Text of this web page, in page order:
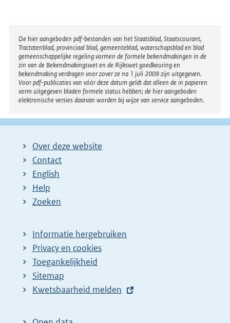
Disclaimer
De hier aangeboden pdf-bestanden van het Staatsblad, Staatscourant,
Tractatenblad, provinciaal blad, gemeenteblad, waterschapsblad en blad
gemeenschappelijke regeling vormen de formele bekendmakingen in de
zin van de Bekendmakingswet en de Rijkswet goedkeuring en
bekendmaking verdragen voor zover ze na 1 juli 2009 zijn uitgegeven.
Voor pdf-publicaties van vóór deze datum geldt dat alleen de in papieren
vorm uitgegeven bladen formele status hebben; de hier aangeboden
elektronische versies daarvan worden bij wijze van service aangeboden.
Over deze website
Contact
English
Help
Zoeken
Informatie hergebruiken
Privacy en cookies
Toegankelijkheid
Sitemap
E
t
Kwetsbaarheid melden